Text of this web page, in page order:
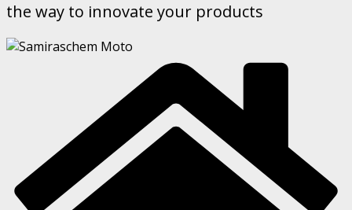
the way to innovate your products